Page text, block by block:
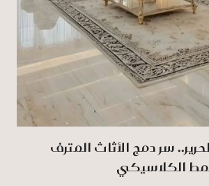
سر دمج الأثاث المترف
الكلاسيكي